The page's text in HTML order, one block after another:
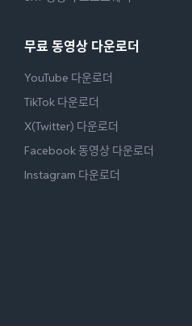
무료 동영상 다운로더
YouTube 다운로더
TikTok 다운로더
X(Twitter) 다운로더
Facebook 동영상 다운로더
Instagram 다운로더